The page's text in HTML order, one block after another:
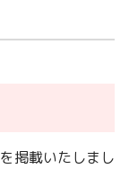
掲載いたしまし